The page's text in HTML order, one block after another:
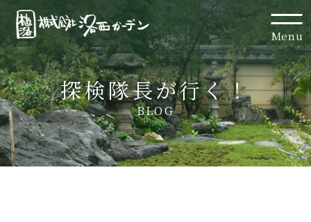
Menu
探検隊長が行く！
BLOG